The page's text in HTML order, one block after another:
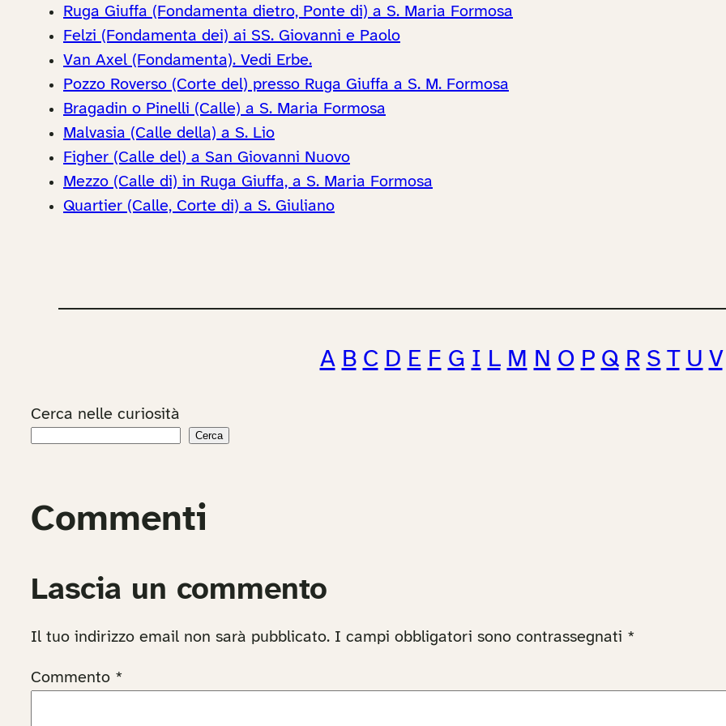
Ruga Giuffa (Fondamenta dietro, Ponte di) a S. Maria Formosa
Felzi (Fondamenta dei) ai SS. Giovanni e Paolo
Van Axel (Fondamenta). Vedi Erbe.
Pozzo Roverso (Corte del) presso Ruga Giuffa a S. M. Formosa
Bragadin o Pinelli (Calle) a S. Maria Formosa
Malvasia (Calle della) a S. Lio
Figher (Calle del) a San Giovanni Nuovo
Mezzo (Calle di) in Ruga Giuffa, a S. Maria Formosa
Quartier (Calle, Corte di) a S. Giuliano
A B C D E F G I L M N O P Q R S T U V
Cerca nelle curiosità
Cerca
Commenti
Lascia un commento
Il tuo indirizzo email non sarà pubblicato. I campi obbligatori sono contrassegnati *
Commento *